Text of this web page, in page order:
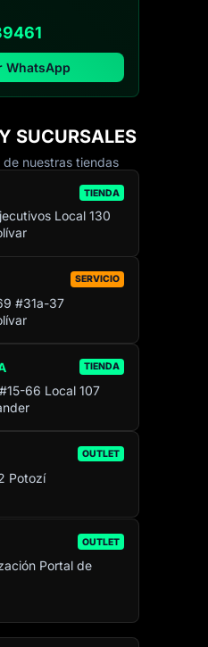
WhatsApp
SUCURSALES
nuestras tiendas
TIENDA
Local 130
SERVICIO
#31a-37
TIENDA
66 Local 107
OUTLET
Potozí
OUTLET
Portal de